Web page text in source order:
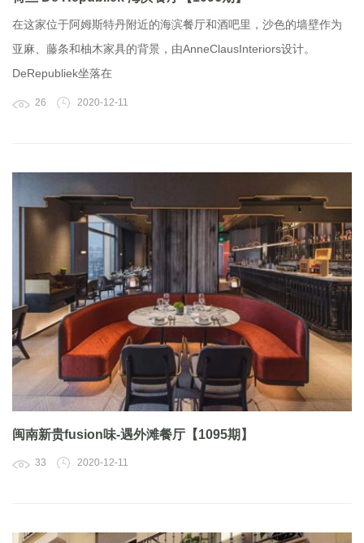
在这家位于阿姆斯特丹附近的海滨餐厅和酒吧里，沙色的墙壁作为
亚麻、藤条和柚木家具的背景，由AnneClausInteriors设计。
DeRepubliek坐落在
26 2020-12-11
闽南新贵fusion味-遇外滩餐厅【1095期】
33 2020-12-11